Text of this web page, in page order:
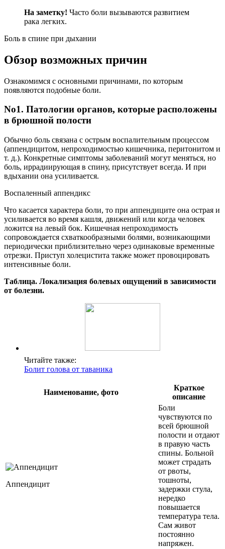
На заметку! Часто боли вызываются развитием
рака легких.
Боль в спине при дыхании
Обзор возможных причин
Ознакомимся с основными причинами, по которым
появляются подобные боли.
No1. Патологии органов, которые расположены
в брюшной полости
Обычно боль связана с острым воспалительным процессом
(аппендицитом, непроходимостью кишечника, перитонитом и
т. д.). Конкретные симптомы заболеваний могут меняться, но
боль, иррадиирующая в спину, присутствует всегда. И при
вдыхании она усиливается.
Воспаленный аппендикс
Что касается характера боли, то при аппендиците она острая и
усиливается во время кашля, движений или когда человек
ложится на левый бок. Кишечная непроходимость
сопровождается схваткообразными болями, возникающими
периодически приблизительно через одинаковые временные
отрезки. Приступ холецистита также может провоцировать
интенсивные боли.
Таблица. Локализация болевых ощущений в зависимости
от болезни.
Читайте также:
Болит голова от таваника
Наименование, фото
Краткое
описание
Аппендицит
Боли
чувствуются по
всей брюшной
полости и отдают
в правую часть
спины. Больной
может страдать
от рвоты,
тошноты,
задержки стула,
нередко
повышается
температура тела.
Сам живот
постоянно
напряжен.